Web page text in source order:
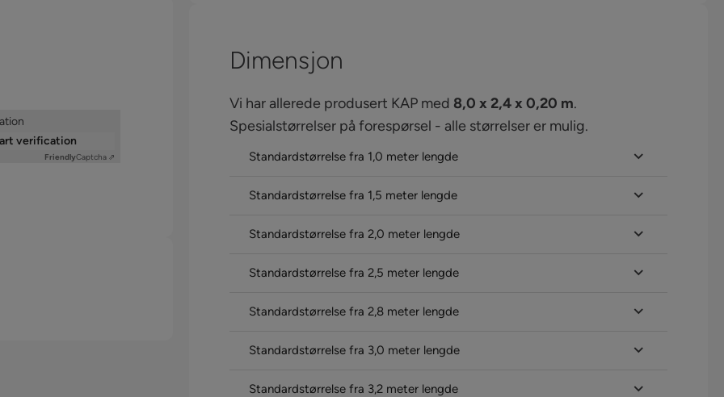
verification
FriendlyCaptcha ⇗
Dimensjon
Vi har allerede produsert KAP med 8,0 x 2,4 x 0,20 m.
Spesialstørrelser på forespørsel - alle størrelser er mulig.
Standardstørrelse fra 1,0 meter lengde
Standardstørrelse fra 1,5 meter lengde
Standardstørrelse fra 2,0 meter lengde
Standardstørrelse fra 2,5 meter lengde
Standardstørrelse fra 2,8 meter lengde
Standardstørrelse fra 3,0 meter lengde
Standardstørrelse fra 3,2 meter lengde